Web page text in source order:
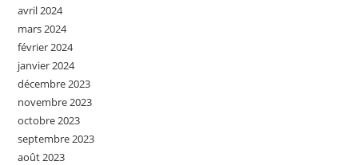
avril 2024
mars 2024
février 2024
janvier 2024
décembre 2023
novembre 2023
octobre 2023
septembre 2023
août 2023